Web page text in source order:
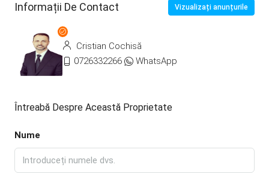
Informații De Contact Vizualizați anunțurile
Cristian Cochisă
0726332266
WhatsApp
Întreabă Despre Această Proprietate
Nume